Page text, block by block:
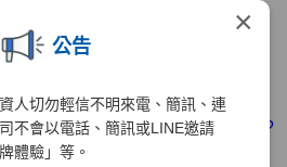
×
公告
人切勿輕信不明來電、簡訊、連
不會以電話、簡訊或LINE邀請
體驗」等。
有限公司
南京東路三段
訊
eyuanta/Securities/YuantaMap/?